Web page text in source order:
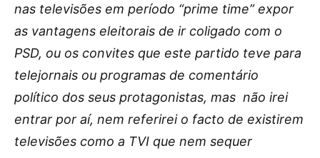
nas televisões em período “prime time” expor
as vantagens eleitorais de ir coligado com o
PSD, ou os convites que este partido teve para
telejornais ou programas de comentário
político dos seus protagonistas, mas não irei
entrar por aí, nem referirei o facto de existirem
televisões como a TVI que nem sequer